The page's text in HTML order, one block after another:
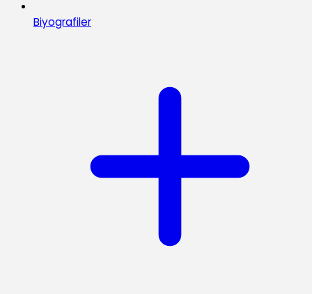
Biyografiler